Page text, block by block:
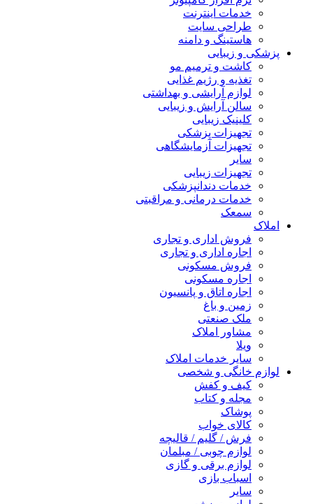
خدمات اینترنت
طراحی سایت
هاستینگ و دامنه
پزشکی و زیبایی
کاشت و ترمیم مو
تغذیه و رژیم غذایی
لوازم آرایشی و بهداشتی
سالن آرایش و زیبایی
کلینیک زیبایی
تجهیزات پزشکی
تجهیزات آزمایشگاهی
سایر
تجهیزات زیبایی
خدمات دندانپزشکی
خدمات درمانی و مراقبتی
سمعک
املاک
فروش اداری و تجاری
اجاره اداری و تجاری
فروش مسکونی
اجاره مسکونی
اجاره اتاق و پانسیون
زمین و باغ
ملک صنعتی
مشاور املاک
ویلا
سایر خدمات املاک
لوازم خانگی و شخصی
کیف و کفش
مجله و کتاب
پوشاک
کالای خواب
فرش / گلیم / قالیچه
لوازم چوبی / مبلمان
لوازم برقی و گازی
اسباب بازی
سایر